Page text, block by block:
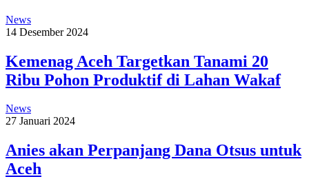
News
14 Desember 2024
Kemenag Aceh Targetkan Tanami 20
Ribu Pohon Produktif di Lahan Wakaf
News
27 Januari 2024
Anies akan Perpanjang Dana Otsus untuk
Aceh